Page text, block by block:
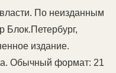
По неизданным
Блок.Петербург,
издание.
Обычный формат: 21